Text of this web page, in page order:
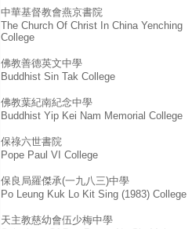
中華基督教會燕京書院
The Church Of Christ In China Yenching
College
佛教善德英文中學
Buddhist Sin Tak College
佛教葉紀南紀念中學
Buddhist Yip Kei Nam Memorial College
保祿六世書院
Pope Paul VI College
保良局羅傑承(一九八三)中學
Po Leung Kuk Lo Kit Sing (1983) College
天主教慈幼會伍少梅中學